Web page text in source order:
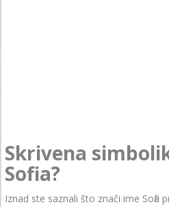
Skrivena
Sofia?
Iznad ste saznali što znači ime Sofia